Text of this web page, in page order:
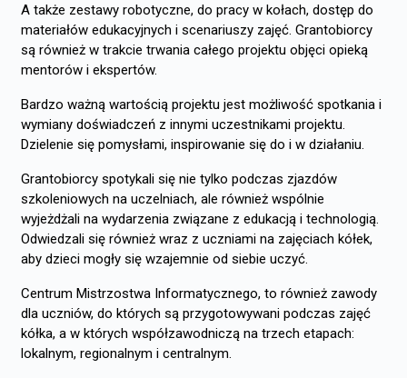
A także zestawy robotyczne, do pracy w kołach, dostęp do
materiałów edukacyjnych i scenariuszy zajęć. Grantobiorcy
są również w trakcie trwania całego projektu objęci opieką
mentorów i ekspertów.
Bardzo ważną wartością projektu jest możliwość spotkania i
wymiany doświadczeń z innymi uczestnikami projektu.
Dzielenie się pomysłami, inspirowanie się do i w działaniu.
Grantobiorcy spotykali się nie tylko podczas zjazdów
szkoleniowych na uczelniach, ale również wspólnie
wyjeżdżali na wydarzenia związane z edukacją i technologią.
Odwiedzali się również wraz z uczniami na zajęciach kółek,
aby dzieci mogły się wzajemnie od siebie uczyć.
Centrum Mistrzostwa Informatycznego, to również zawody
dla uczniów, do których są przygotowywani podczas zajęć
kółka, a w których współzawodniczą na trzech etapach:
lokalnym, regionalnym i centralnym.